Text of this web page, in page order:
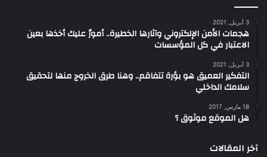
3 أبريل, 2021
هجمات الأمن الإلكتروني وآثارها الخطيرة.. أمورٌ عليك أخذها بعين
الاعتبار في كل المؤسسات
3 أبريل, 2021
التفكير العميق هو بؤرة تتفاقم.. وهنا طرق الخروج منها لتحقيق
سلامك الداخلي
18 مارس, 2017
هل الموقع موثوق ؟
آخر المقالات